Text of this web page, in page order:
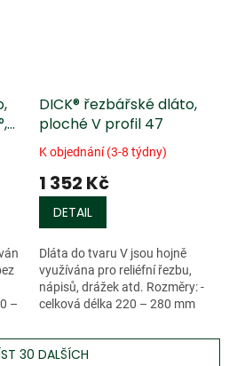
–
DICK® řezbářské dláto,
ploché V profil 47
K objednání (3-8 týdny)
1 352 Kč
DETAIL
Dláta do tvaru V jsou hojně
využívána pro reliéfní řezbu,
nápisů, drážek atd. Rozměry: -
celková délka 220 – 280 mm
30 DALŠÍCH